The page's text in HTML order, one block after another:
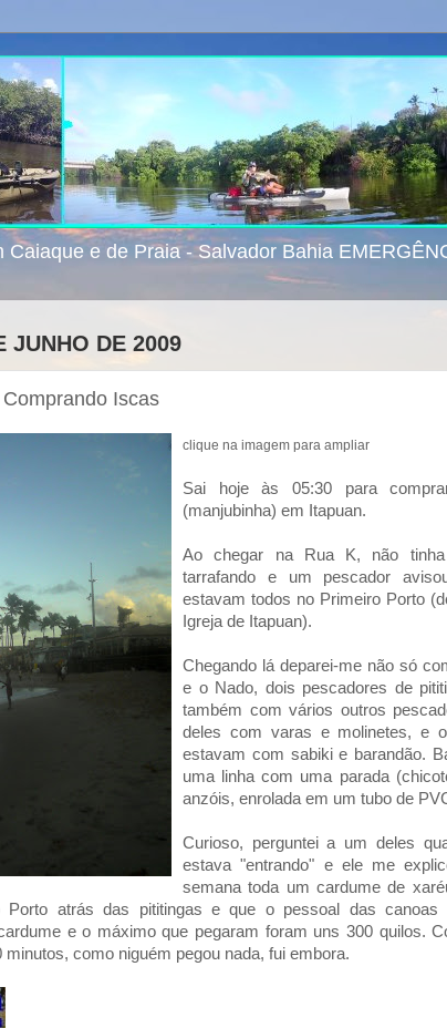
Caiaque e de Praia - Salvador Bahia
JUNHO DE 2009
Iscas
clique na imagem para ampliar
Sai hoje às 05:30 para
(manjubinha) em Itapuan.
Ao chegar na Rua K, não tinha
tarrafando e um pescador
estavam todos no Primeiro Porto
Igreja de Itapuan).
Chegando lá deparei-me não só
e o Nado, dois pescadores de
também com vários outros
deles com varas e molinetes, e
estavam com sabiki e barandão.
uma linha com uma parada
anzóis, enrolada em um tubo de
Curioso, perguntei a um deles
estava "entrando" e ele me
semana toda um cardume de
Porto atrás das pititingas e que o pessoal das canoas
e o máximo que pegaram foram uns 300 quilos.
como niguém pegou nada, fui embora.